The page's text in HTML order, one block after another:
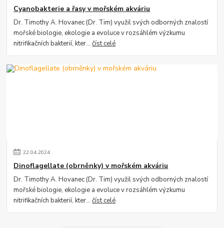
Cyanobakterie a řasy v mořském akváriu
Dr. Timothy A. Hovanec (Dr. Tim) využil svých odborných znalostí
mořské biologie, ekologie a evoluce v rozsáhlém výzkumu
nitrifikačních bakterií, kter...číst celé
22.04.2024
Dinoflagellate (obrněnky) v mořském akváriu
Dr. Timothy A. Hovanec (Dr. Tim) využil svých odborných znalostí
mořské biologie, ekologie a evoluce v rozsáhlém výzkumu
nitrifikačních bakterií, kter...číst celé